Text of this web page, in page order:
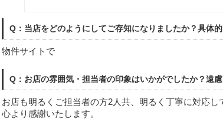
Q：当店をどのようにしてご存知になりましたか？具体
物件サイトで
Q：お店の雰囲気・担当者の印象はいかがでしたか？遠
お店も明るくご担当者の方2人共、明るく丁寧に対応し
心より感謝いたします。